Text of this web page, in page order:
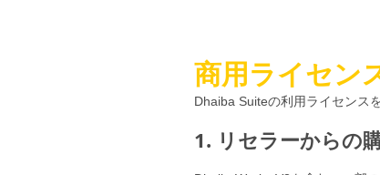
商用ライセン
Dhaiba Suiteの利用ライセンス
1. リセラーからの